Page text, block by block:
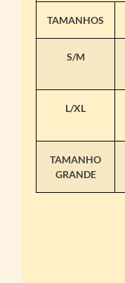
TAMANHOS
S/M
L/XL
TAMANHO
GRANDE